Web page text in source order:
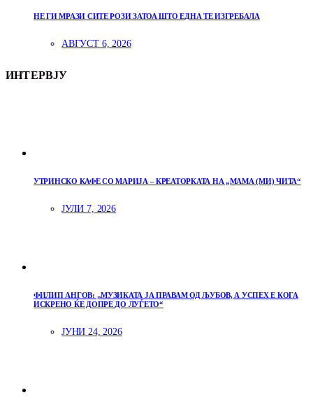
НЕ ГИ МРАЗИ СИТЕ РОЗИ ЗАТОА ШТО ЕДНА ТЕ ИЗГРЕБАЛА
АВГУСТ 6, 2026
ИНТЕРВЈУ
УТРИНСКО КАФЕ СО МАРИЈА – КРЕАТОРКАТА НА „МАМА (МИ) ЧИТА“
ЈУЛИ 7, 2026
ФИЛИП АНГОВ: „МУЗИКАТА ЈА ПРАВАМ ОД ЉУБОВ, А УСПЕХ Е КОГА
ИСКРЕНО ЌЕ ДОПРЕ ДО ЛУЃЕТО“
ЈУНИ 24, 2026